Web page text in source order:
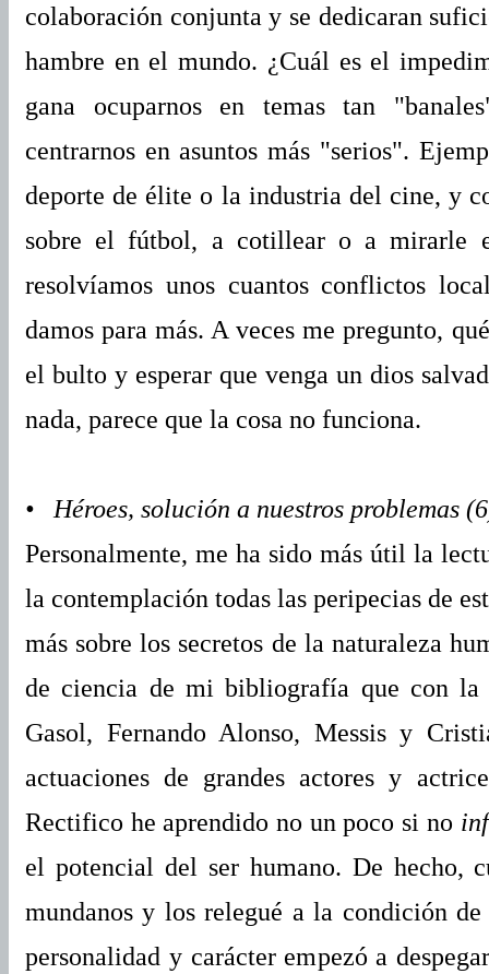
colaboración conjunta y se dedicaran
hambre en el mundo. ¿Cuál es el
gana ocuparnos en temas tan
centrarnos en asuntos más "serios".
deporte de élite o la industria del cine, y
sobre el fútbol, a cotillear o a mirarle
resolvíamos unos cuantos conflictos
damos para más. A veces me pregunto,
el bulto y esperar que venga un dios
nada, parece que la cosa no funciona.
• Héroes, solución a nuestros problemas
Personalmente, me ha sido más útil la
la contemplación todas las peripecias de
más sobre los secretos de la naturaleza
de ciencia de mi bibliografía que con
Gasol, Fernando Alonso, Messis y
actuaciones de grandes actores y
Rectifico he aprendido no un poco si no
el potencial del ser humano. De hecho,
mundanos y los relegué a la condición
personalidad y carácter empezó a